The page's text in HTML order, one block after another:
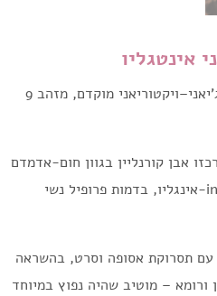
אינטגליו
תליון אינטגליו עתיק קטן, ג’ורג’יאני–ויקטוריאני מוקדם, מזהב 9
אבן קורנליין בגוון חום-אדמדם
עמוק, מגולפת בטכניקת intaglio-אינגליו, בדמות פרופיל נשי
עם תסרוקת אסופה וסרט, בהשראה
ורומא – מוטיב שהיה נפוץ במיוחד